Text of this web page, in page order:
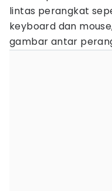
lintas perangkat
keyboard dan
gambar antar